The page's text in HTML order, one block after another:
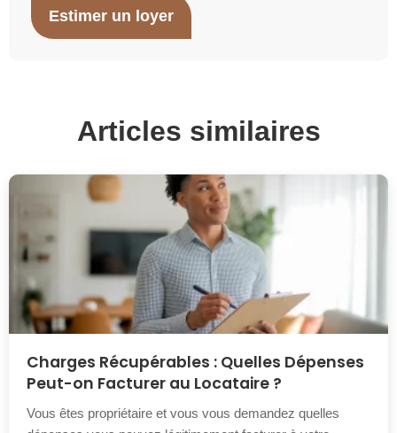
Estimer un loyer
Articles similaires
Charges Récupérables : Quelles Dépenses
Peut-on Facturer au Locataire ?
Vous êtes propriétaire et vous vous demandez quelles